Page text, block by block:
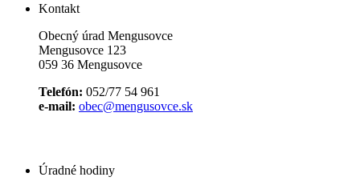
Kontakt
Obecný úrad Mengusovce
Mengusovce 123
059 36 Mengusovce
Telefón: 052/77 54 961
e-mail: obec@mengusovce.sk
Úradné hodiny